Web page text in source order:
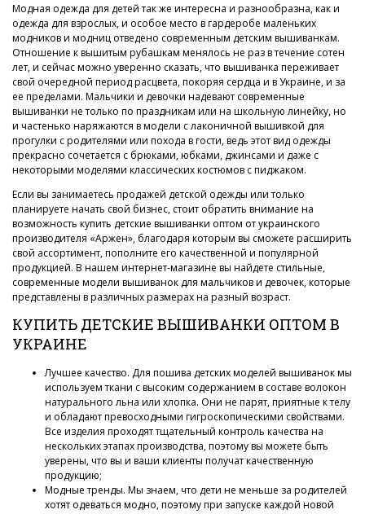
Модная одежда для детей так же интересна и разнообразна, как и
одежда для взрослых, и особое место в гардеробе маленьких
модников и модниц отведено современным детским вышиванкам.
Отношение к вышитым рубашкам менялось не раз в течение сотен
лет, и сейчас можно уверенно сказать, что вышиванка переживает
свой очередной период расцвета, покоряя сердца и в Украине, и за
ее пределами. Мальчики и девочки надевают современные
вышиванки не только по праздникам или на школьную линейку, но
и частенько наряжаются в модели с лаконичной вышивкой для
прогулки с родителями или похода в гости, ведь этот вид одежды
прекрасно сочетается с брюками, юбками, джинсами и даже с
некоторыми моделями классических костюмов с пиджаком.
Если вы занимаетесь продажей детской одежды или только
планируете начать свой бизнес, стоит обратить внимание на
возможность купить детские вышиванки оптом от украинского
производителя «Аржен», благодаря которым вы сможете расширить
свой ассортимент, пополните его качественной и популярной
продукцией. В нашем интернет-магазине вы найдете стильные,
современные модели вышиванок для мальчиков и девочек, которые
представлены в различных размерах на разный возраст.
КУПИТЬ ДЕТСКИЕ ВЫШИВАНКИ ОПТОМ В
УКРАИНЕ
Лучшее качество. Для пошива детских моделей вышиванок мы
используем ткани с высоким содержанием в составе волокон
натурального льна или хлопка. Они не парят, приятные к телу
и обладают превосходными гигроскопическими свойствами.
Все изделия проходят тщательный контроль качества на
нескольких этапах производства, поэтому вы можете быть
уверены, что вы и ваши клиенты получат качественную
продукцию;
Модные тренды. Мы знаем, что дети не меньше за родителей
хотят одеваться модно, поэтому при запуске каждой новой